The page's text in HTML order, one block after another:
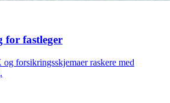
for fastleger
forsikringsskjemaer raskere med